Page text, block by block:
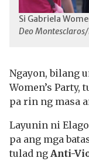
Si Gabriela
Deo
Ngayon, bilang
Women’s
pa rin ng masa
Layunin ni
pa ang mga
tulad ng Anti-